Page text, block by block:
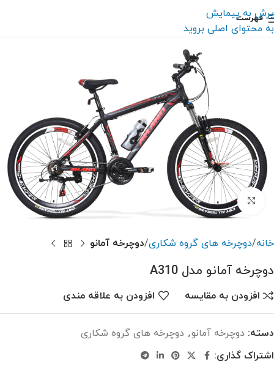
پرش به پیمایش
به محتوای اصلی بروید
فهرست
بزرگنمایی تصویر
خانه دوچرخه های گروه شکاری دوچرخه آمانو
دوچرخه آمانو مدل A310
افزودن به مقایسه افزودن به علاقه مندی
دسته: دوچرخه آمانو, دوچرخه های گروه شکاری
اشتراک گذاری: